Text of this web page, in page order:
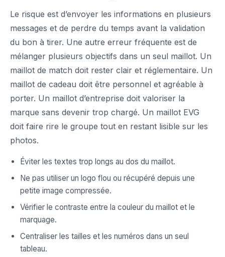
Le risque est d’envoyer les informations en plusieurs
messages et de perdre du temps avant la validation
du bon à tirer. Une autre erreur fréquente est de
mélanger plusieurs objectifs dans un seul maillot. Un
maillot de match doit rester clair et réglementaire. Un
maillot de cadeau doit être personnel et agréable à
porter. Un maillot d’entreprise doit valoriser la
marque sans devenir trop chargé. Un maillot EVG
doit faire rire le groupe tout en restant lisible sur les
photos.
Éviter les textes trop longs au dos du maillot.
Ne pas utiliser un logo flou ou récupéré depuis une
petite image compressée.
Vérifier le contraste entre la couleur du maillot et le
marquage.
Centraliser les tailles et les numéros dans un seul
tableau.